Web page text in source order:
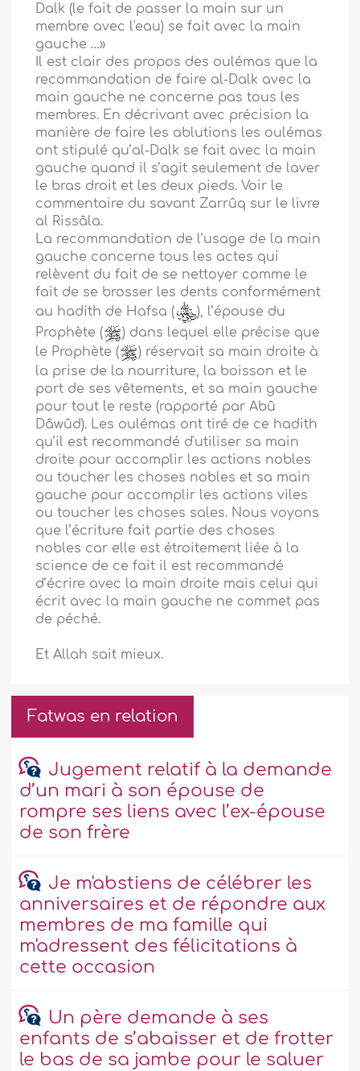
Dalk (le fait de passer la main sur un
membre avec l'eau) se fait avec la main
gauche …»
Il est clair des propos des oulémas que la
recommandation de faire al-Dalk avec la
main gauche ne concerne pas tous les
membres. En décrivant avec précision la
manière de faire les ablutions les oulémas
ont stipulé qu’al-Dalk se fait avec la main
gauche quand il s’agit seulement de laver
le bras droit et les deux pieds. Voir le
commentaire du savant Zarrûq sur le livre
al Rissâla.
La recommandation de l’usage de la main
gauche concerne tous les actes qui
relèvent du fait de se nettoyer comme le
fait de se brosser les dents conformément
au hadith de Hafsa (
), l’épouse du
Prophète (
) dans lequel elle précise que
le Prophète (
) réservait sa main droite à
la prise de la nourriture, la boisson et le
port de ses vêtements, et sa main gauche
pour tout le reste (rapporté par Abû
Dâwûd). Les oulémas ont tiré de ce hadith
qu’il est recommandé d'utiliser sa main
droite pour accomplir les actions nobles
ou toucher les choses nobles et sa main
gauche pour accomplir les actions viles
ou toucher les choses sales. Nous voyons
que l’écriture fait partie des choses
nobles car elle est étroitement liée à la
science de ce fait il est recommandé
d’écrire avec la main droite mais celui qui
écrit avec la main gauche ne commet pas
de péché.
Et Allah sait mieux.
Fatwas en relation
Jugement relatif à la demande
d’un mari à son épouse de
rompre ses liens avec l’ex-épouse
de son frère
Je m'abstiens de célébrer les
anniversaires et de répondre aux
membres de ma famille qui
m'adressent des félicitations à
cette occasion
Un père demande à ses
enfants de s’abaisser et de frotter
le bas de sa jambe pour le saluer